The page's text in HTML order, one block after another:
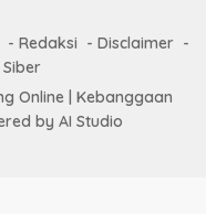
Redaksi
Disclaimer
Online | Kebanggaan
by AI Studio